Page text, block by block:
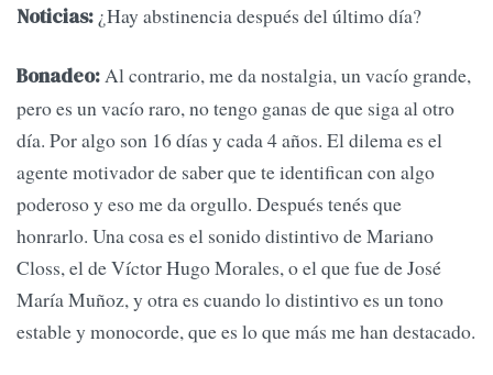
Noticias: ¿Hay abstinencia después del último día?
Bonadeo:Al contrario, me da nostalgia, un vacío grande,
pero es un vacío raro, no tengo ganas de que siga al otro
día. Por algo son 16 días y cada 4 años. El dilema es el
agente motivador de saber que te identifican con algo
poderoso y eso me da orgullo. Después tenés que
honrarlo. Una cosa es el sonido distintivo de Mariano
Closs, el de Víctor Hugo Morales, o el que fue de José
María Muñoz, y otra es cuando lo distintivo es un tono
estable y monocorde, que es lo que más me han destacado.